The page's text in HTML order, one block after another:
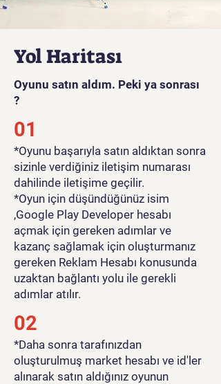
Yol Haritası
Oyunu satın aldım. Peki ya sonrası
?
01
*Oyunu başarıyla satın aldıktan sonra
sizinle verdiğiniz iletişim numarası
dahilinde iletişime geçilir.
*Oyun için düşündüğünüz isim
,Google Play Developer hesabı
açmak için gereken adımlar ve
kazanç sağlamak için oluşturmanız
gereken Reklam Hesabı konusunda
uzaktan bağlantı yolu ile gerekli
adımlar atılır.
02
*Daha sonra tarafınızdan
oluşturulmuş market hesabı ve id'ler
alınarak satın aldığınız oyunun